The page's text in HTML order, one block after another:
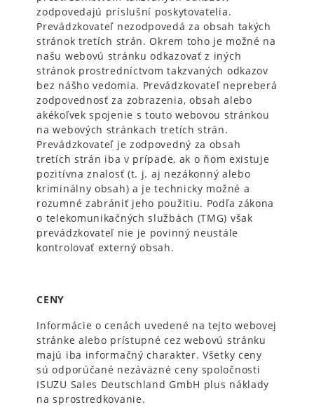
zodpovedajú príslušní poskytovatelia.
Prevádzkovateľ nezodpovedá za obsah takých
stránok tretích strán. Okrem toho je možné na
našu webovú stránku odkazovať z iných
stránok prostredníctvom takzvaných odkazov
bez nášho vedomia. Prevádzkovateľ nepreberá
zodpovednosť za zobrazenia, obsah alebo
akékoľvek spojenie s touto webovou stránkou
na webových stránkach tretích strán.
Prevádzkovateľ je zodpovedný za obsah
tretích strán iba v prípade, ak o ňom existuje
pozitívna znalosť (t. j. aj nezákonný alebo
kriminálny obsah) a je technicky možné a
rozumné zabrániť jeho použitiu. Podľa zákona
o telekomunikačných službách (TMG) však
prevádzkovateľ nie je povinný neustále
kontrolovať externý obsah.
CENY
Informácie o cenách uvedené na tejto webovej
stránke alebo prístupné cez webovú stránku
majú iba informačný charakter. Všetky ceny
sú odporúčané nezáväzné ceny spoločnosti
ISUZU Sales Deutschland GmbH plus náklady
na sprostredkovanie.